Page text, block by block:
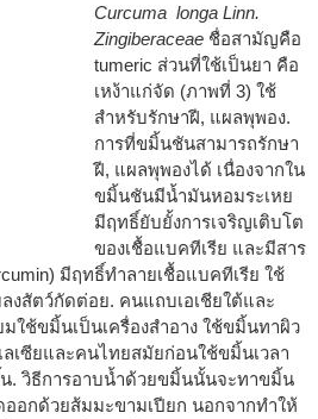
Curcuma longa Linn.
Zingiberaceae ชื่อสามัญคือ
tumeric ส่วนที่ใช้เป็นยา คือ
เหง้าแก่จัด (ภาพที่ 3) ใช้
สำหรับรักษาฝี, แผลพุพอง.
การที่ขมิ้นชันสามารถรักษา
ฝี, แผลพุพองได้ เนื่องจากใน
ขมิ้นชันมีน้ำมันหอมระเหย
มีฤทธิ์ยับยั้งการเจริญเติบโต
ของเชื้อแบคทีเรีย และมีสาร
มีฤทธิ์ทำลายเชื้อแบคทีเรีย ใช้
งสัตว์กัดต่อย. คนแถบเอเชียใต้และ
ใช้ขมิ้นเป็นเครื่องสำอาง ใช้ขมิ้นทาผิว
เซียและคนไทยสมัยก่อนใช้ขมิ้นเวลา
. วิธีการอาบน้ำด้วยขมิ้นนั้นจะทาขมิ้น
อกด้วยส้มมะขามเปียก นอกจากทำให้